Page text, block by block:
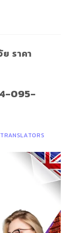
ราคา
095-